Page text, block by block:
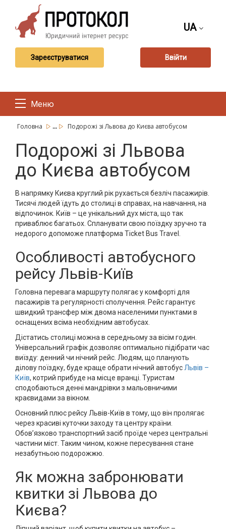
UA
Зареєструватися Ввійти
Меню
Головна ... Подорожі зі Львова до Києва автобусом
Подорожі зі Львова
до Києва автобусом
В напрямку Києва круглий рік рухається безліч пасажирів.
Тисячі людей їдуть до столиці в справах, на навчання, на
відпочинок. Київ – це унікальний дух міста, що так
приваблює багатьох. Спланувати свою поїздку зручно та
недорого допоможе платформа Ticket Bus Travel.
Особливості автобусного
рейсу Львів-Київ
Головна перевага маршруту полягає у комфорті для
пасажирів та регулярності сполучення. Рейс гарантує
швидкий трансфер між двома населеними пунктами в
оснащених всіма необхідним автобусах.
Дістатись столиці можна в середньому за вісім годин.
Універсальний графік дозволяє оптимально підібрати час
виїзду: денний чи нічний рейс. Людям, що планують
ділову поїздку, буде краще обрати нічний автобус Львів –
Київ, котрий прибуде на місце вранці. Туристам
сподобаються денні мандрівки з мальовничими
краєвидами за вікном.
Основний плюс рейсу Львів-Київ в тому, що він пролягає
через красиві куточки заходу та центру країни.
Обов’язково транспортний засіб проїде через центральні
частини міст. Таким чином, кожне пересування стане
незабутньою подорожжю.
Як можна забронювати
квитки зі Львова до
Києва?